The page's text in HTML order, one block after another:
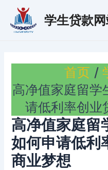
学生贷款
首页
高净值家庭留学
请低利率创业
高净值家庭留
如何申请低利
商业梦想